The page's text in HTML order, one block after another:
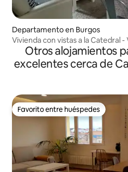
Departamento en Burgos
Otros alojamientos
excelentes cerca de
Favorito entre huéspedes
Favorito entre huéspedes